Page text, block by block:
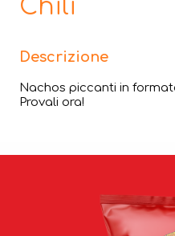
Chili
Descrizione
Nachos piccanti in
Provali ora!